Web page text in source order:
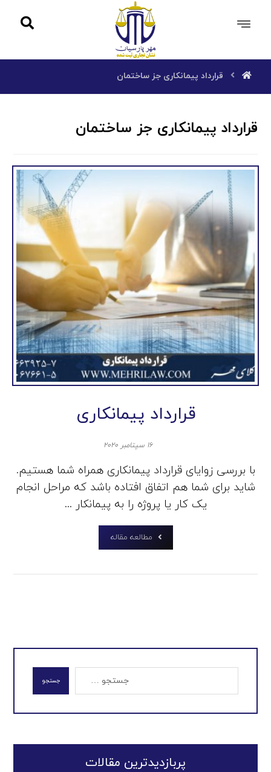
قرارداد پیمانکاری جز ساختمان
قرارداد پیمانکاری جز ساختمان
قرارداد پیمانکاری
۱۶ سپتامبر ۲۰۲۰
با بررسی زوایای قرارداد پیمانکاری همراه شما هستیم.
شاید برای شما هم اتفاق افتاده باشد که مراحل انجام
یک کار یا پروژه را به پیمانکار ...
مطالعه مقاله
جستجو
پربازدیدترین مقالات